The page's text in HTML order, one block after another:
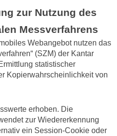
zur Nutzung des
Messverfahrens
Webangebot nutzen das
(SZM) der Kantar
statistischer
Kopierwahrscheinlichkeit von
erhoben. Die
zur Wiedererkennung
ein Session-Cookie oder